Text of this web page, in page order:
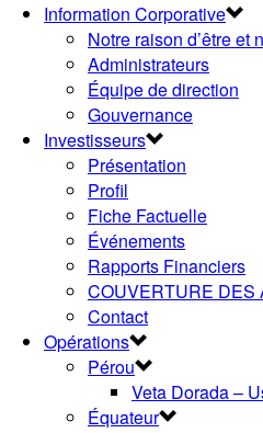
Information Corporative
Notre raison d’être et
Administrateurs
Équipe de direction
Gouvernance
Investisseurs
Présentation
Profil
Fiche Factuelle
Événements
Rapports Financiers
COUVERTURE DES
Contact
Opérations
Pérou
Veta Dorada –
Équateur